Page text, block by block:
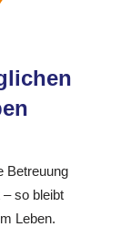
Betreuung
– so bleibt
Leben.